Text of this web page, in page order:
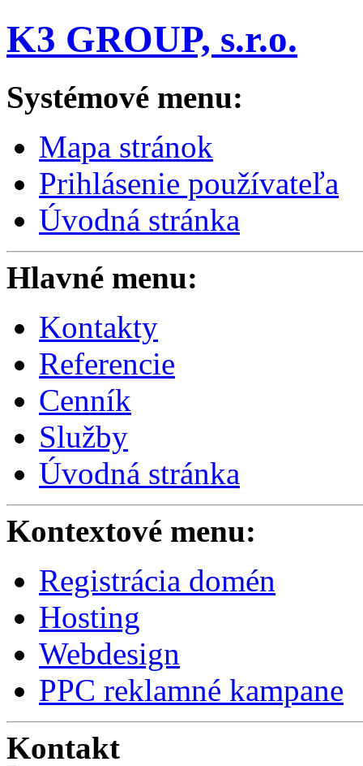
K3 GROUP, s.r.o.
Systémové menu:
Mapa stránok
Prihlásenie používateľa
Úvodná stránka
Hlavné menu:
Kontakty
Referencie
Cenník
Služby
Úvodná stránka
Kontextové menu:
Registrácia domén
Hosting
Webdesign
PPC reklamné kampane
Kontakt